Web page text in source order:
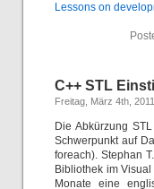
Lessons on
C++ STL
Freitag, März 4th, 2011
Die Abkürzung
Schwerpunkt auf
foreach). Stephan
Bibliothek im
Monate eine